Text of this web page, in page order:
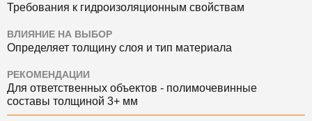
Требования к гидроизоляционным свойствам
ВЛИЯНИЕ НА ВЫБОР
Определяет толщину слоя и тип материала
РЕКОМЕНДАЦИИ
Для ответственных объектов - полимочевинные
составы толщиной 3+ мм